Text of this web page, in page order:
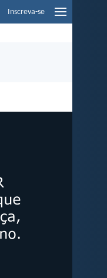
Inscreva-se